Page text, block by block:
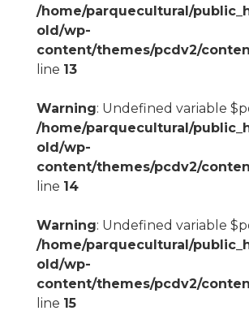
/home/parquecultural/
old/wp-
content/themes/pcdv2/
line 13
Warning: Undefined variable
/home/parquecultural/
old/wp-
content/themes/pcdv2/
line 14
Warning: Undefined variable
/home/parquecultural/
old/wp-
content/themes/pcdv2/
line 15